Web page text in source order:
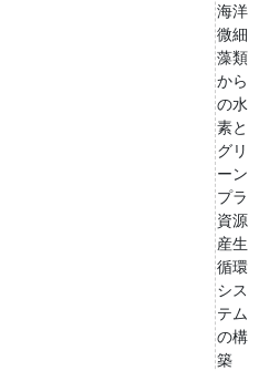
海洋
微細
藻類
から
の水
素と
グリ
ーン
プラ
資源
産生
循環
シス
テム
の構
築